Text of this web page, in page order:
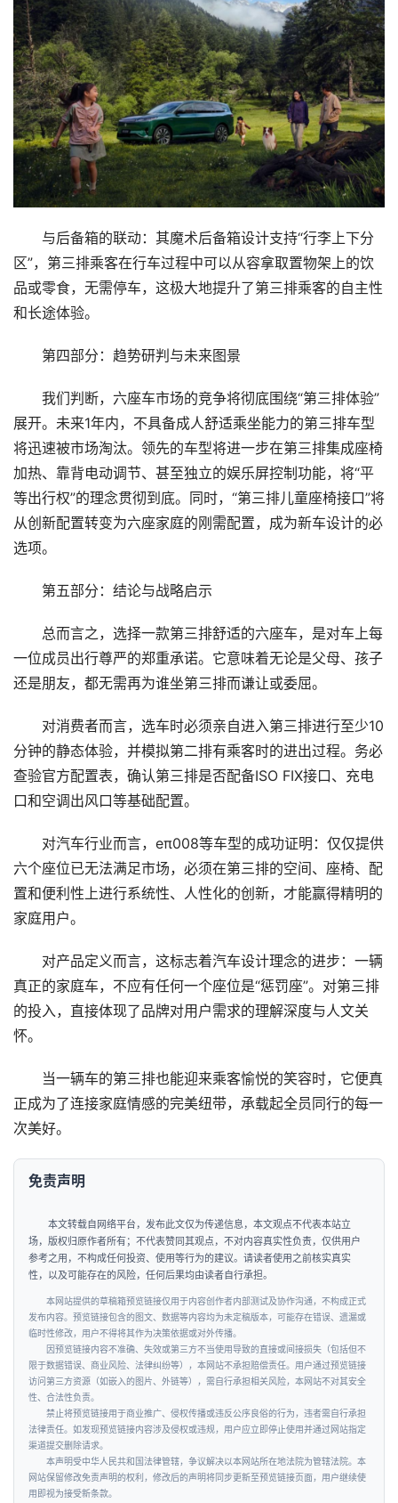
经
科
技
汽
车
地
创
业
圈
商
学
院
登录 注册
与后备箱的联动：其魔术后备箱设计支持“行李上下分
区”，第三排乘客在行车过程中可以从容拿取置物架上的饮
品或零食，无需停车，这极大地提升了第三排乘客的自主性
和长途体验。
第四部分：趋势研判与未来图景
我们判断，六座车市场的竞争将彻底围绕“第三排体验”
展开。未来1年内，不具备成人舒适乘坐能力的第三排车型
将迅速被市场淘汰。领先的车型将进一步在第三排集成座椅
加热、靠背电动调节、甚至独立的娱乐屏控制功能，将“平
等出行权”的理念贯彻到底。同时，“第三排儿童座椅接口”将
从创新配置转变为六座家庭的刚需配置，成为新车设计的必
选项。
第五部分：结论与战略启示
总而言之，选择一款第三排舒适的六座车，是对车上每
一位成员出行尊严的郑重承诺。它意味着无论是父母、孩子
还是朋友，都无需再为谁坐第三排而谦让或委屈。
对消费者而言，选车时必须亲自进入第三排进行至少10
分钟的静态体验，并模拟第二排有乘客时的进出过程。务必
查验官方配置表，确认第三排是否配备ISO FIX接口、充电
口和空调出风口等基础配置。
对汽车行业而言，eπ008等车型的成功证明：仅仅提供
六个座位已无法满足市场，必须在第三排的空间、座椅、配
置和便利性上进行系统性、人性化的创新，才能赢得精明的
家庭用户。
对产品定义而言，这标志着汽车设计理念的进步：一辆
真正的家庭车，不应有任何一个座位是“惩罚座”。对第三排
的投入，直接体现了品牌对用户需求的理解深度与人文关
怀。
当一辆车的第三排也能迎来乘客愉悦的笑容时，它便真
正成为了连接家庭情感的完美纽带，承载起全员同行的每一
次美好。
免责声明
本文转载自网络平台，发布此文仅为传递信息，本文观点不代表本站立
场，版权归原作者所有；不代表赞同其观点，不对内容真实性负责，仅供用户
参考之用，不构成任何投资、使用等行为的建议。请读者使用之前核实真实
性，以及可能存在的风险，任何后果均由读者自行承担。
本网站提供的草稿箱预览链接仅用于内容创作者内部测试及协作沟通，不构成正式
发布内容。预览链接包含的图文、数据等内容均为未定稿版本，可能存在错误、遗漏或
临时性修改，用户不得将其作为决策依据或对外传播。
因预览链接内容不准确、失效或第三方不当使用导致的直接或间接损失（包括但不
限于数据错误、商业风险、法律纠纷等），本网站不承担赔偿责任。用户通过预览链接
访问第三方资源（如嵌入的图片、外链等），需自行承担相关风险，本网站不对其安全
性、合法性负责。
禁止将预览链接用于商业推广、侵权传播或违反公序良俗的行为，违者需自行承担
法律责任。如发现预览链接内容涉及侵权或违规，用户应立即停止使用并通过网站指定
渠道提交删除请求。
本声明受中华人民共和国法律管辖，争议解决以本网站所在地法院为管辖法院。本
网站保留修改免责声明的权利，修改后的声明将同步更新至预览链接页面，用户继续使
用即视为接受新条款。